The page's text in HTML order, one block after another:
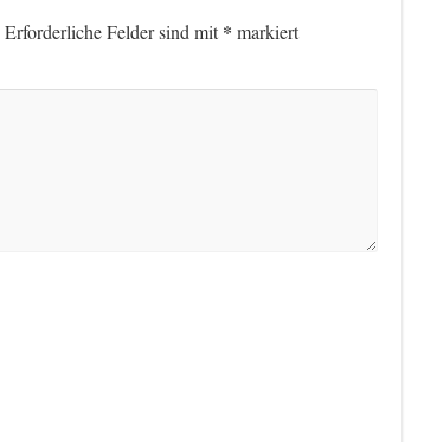
Erforderliche Felder sind mit* markiert